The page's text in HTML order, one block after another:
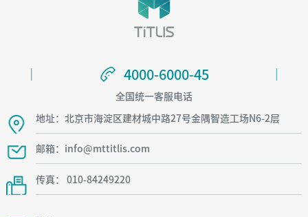
4000-6000-45
4000-6000-45
全国统一客服电话
地址：北京市海淀区建材城中路27号金隅智造工场N6-2层
邮箱：info@mttitlis.com
传真： 010-84249220